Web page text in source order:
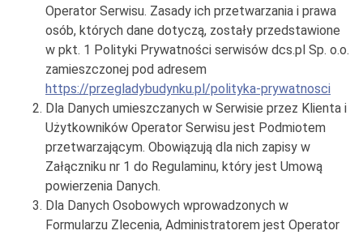
Operator Serwisu. Zasady ich przetwarzania i prawa
osób, których dane dotyczą, zostały przedstawione
w pkt. 1 Polityki Prywatności serwisów dcs.pl Sp. o.o.
zamieszczonej pod adresem
https://przegladybudynku.pl/polityka-prywatnosci
Dla Danych umieszczanych w Serwisie przez Klienta i
Użytkowników Operator Serwisu jest Podmiotem
przetwarzającym. Obowiązują dla nich zapisy w
Załączniku nr 1 do Regulaminu, który jest Umową
powierzenia Danych.
Dla Danych Osobowych wprowadzonych w
Formularzu Zlecenia, Administratorem jest Operator